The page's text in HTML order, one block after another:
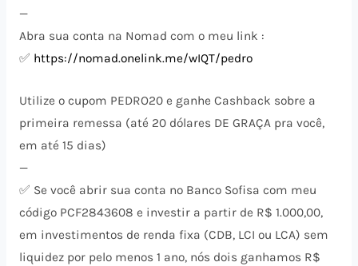
—
Abra sua conta na Nomad com o meu link :
✅ https://nomad.onelink.me/wIQT/pedro
Utilize o cupom PEDRO20 e ganhe Cashback sobre a
primeira remessa (até 20 dólares DE GRAÇA pra você,
em até 15 dias)
—
✅ Se você abrir sua conta no Banco Sofisa com meu
código PCF2843608 e investir a partir de R$ 1.000,00,
em investimentos de renda fixa (CDB, LCI ou LCA) sem
liquidez por pelo menos 1 ano, nós dois ganhamos R$